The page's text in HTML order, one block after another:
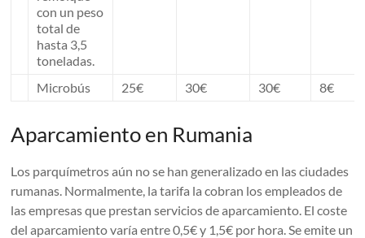
con un peso
total de
hasta 3,5
toneladas.
Microbús 25€ 30€ 30€ 8€
Aparcamiento en Rumania
Los parquímetros aún no se han generalizado en las ciudades
rumanas. Normalmente, la tarifa la cobran los empleados de
las empresas que prestan servicios de aparcamiento. El coste
del aparcamiento varía entre 0,5€ y 1,5€ por hora. Se emite un